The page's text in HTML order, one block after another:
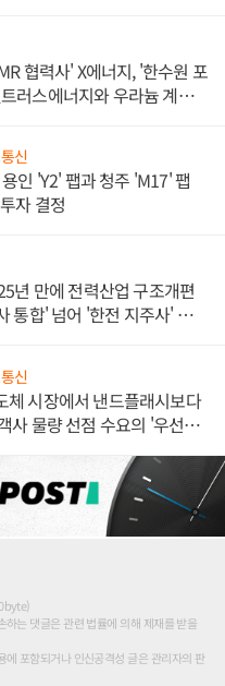
협력사' X에너지, '한수원 포
러스에너지와 우라늄 계약
신
인 'Y2' 팹과 청주 'M17' 팹
자 결정
년 만에 전력산업 구조개편
통합' 넘어 '한전 지주사' 재편
신
체 시장에서 낸드플래시보다
사 물량 선점 수요의 '우선순
는 댓글은 관련 법률에 의해 제재를 받을
포함되거나 인신공격성 글은 관리자의 판